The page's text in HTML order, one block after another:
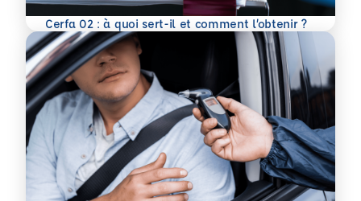
Cerfa 02 : à quoi sert-il et comment l’obtenir ?
En savoir plus